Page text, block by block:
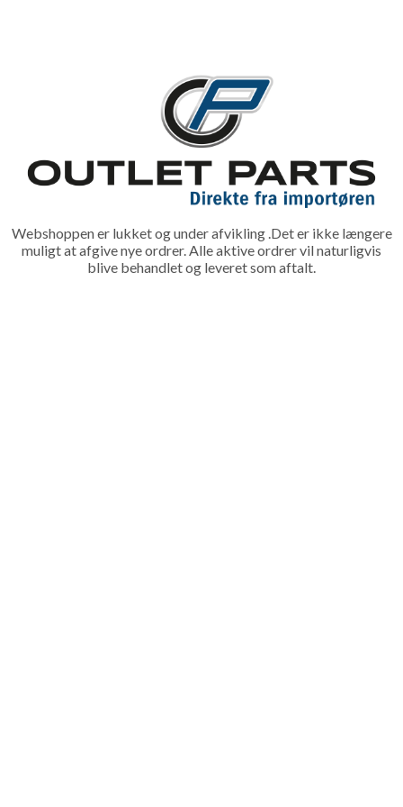
Webshoppen er lukket og under afvikling .Det er ikke længere
muligt at afgive nye ordrer. Alle aktive ordrer vil naturligvis
blive behandlet og leveret som aftalt.